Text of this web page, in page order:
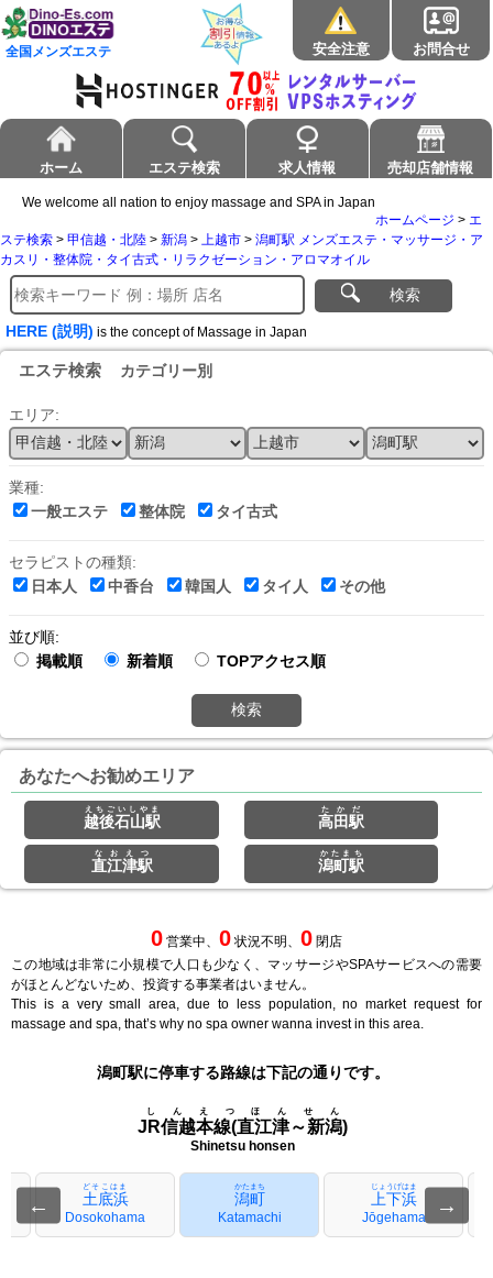
全国メンズエステ 安全注意 お問合せ
ホーム エステ検索 求人情報 売却店舗情報
We welcome all nation to enjoy massage and SPA in Japan
ホームページ > エ
ステ検索 > 甲信越・北陸 > 新潟 > 上越市 > 潟町駅 メンズエステ・マッサージ・ア
カスリ・整体院・タイ古式・リラクゼーション・アロマオイル
検索
HERE (説明) is the concept of Massage in Japan
エステ検索 カテゴリー別
エリア:
業種:
一般エステ
整体院 タイ古式
セラピストの種類:
日本人
中香台 韓国人 タイ人 その他
並び順:
掲載順
新着順 TOPアクセス順
検索
あなたへお勧めエリア
越後石山駅
えちごいしやま
高田駅
たかだ
直江津駅
なおえつ
潟町駅
かたまち
0 営業中、 0 状況不明、 0 閉店
この地域は非常に小規模で人口も少なく、マッサージやSPAサービスへの需要
がほとんどないため、投資する事業者はいません。
This is a very small area, due to less population, no market request for
massage and spa, that’s why no spa owner wanna invest in this area.
潟町駅に停車する路線は下記の通りです。
JR信越本線(直江津～新潟)
しんえつほんせん
Shinetsu honsen
← 土底浜
どそこはま
Dosokohama
潟町
かたまち
Katamachi
上下浜
じょうげはま
Jōgehama
→